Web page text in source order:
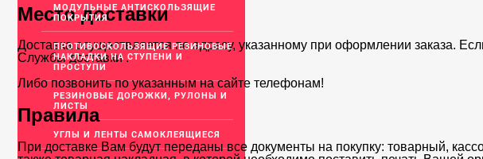
МОДУЛЬНЫЕ АНТИСКОЛЬЗЯЩИЕ
ПОКРЫТИЯ
ПРОТИВОСКОЛЬЗЯЩИЕ РЕЗИНОВЫЕ
НАКЛАДКИ НА СТУПЕНИ И
ПРОСТУПИ
РЕЗИНОВЫЕ ДОРОЖКИ, РУЛОНЫ И
ЛИСТЫ
УГЛЫ И ЛЕНТЫ САМОКЛЕЯЩИЕСЯ
Место доставки
Доставка осуществляется по адресу, указанному при оформлении заказа.
Службы доставки .
Либо позвонить по указанным на сайте телефонам!
Правила
При доставке Вам будут переданы все документы на покупку: товарный,